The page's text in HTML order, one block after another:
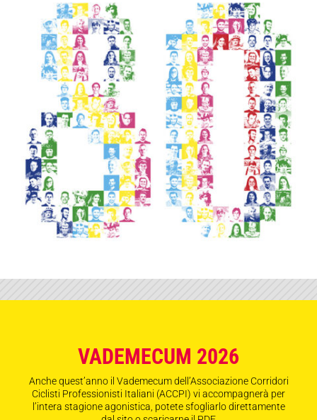
VADEMECUM 2026
Anche quest’anno il Vademecum dell’Associazione Corridori
Ciclisti Professionisti Italiani (ACCPI) vi accompagnerà per
l’intera stagione agonistica, potete sfogliarlo direttamente